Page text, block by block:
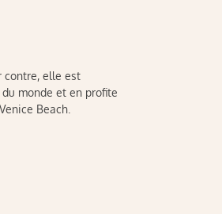
contre, elle est
monde et en profite
Beach.